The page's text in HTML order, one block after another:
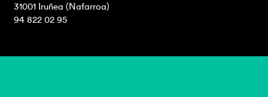
31001 Iruñea (Nafarroa)
94 822 02 95